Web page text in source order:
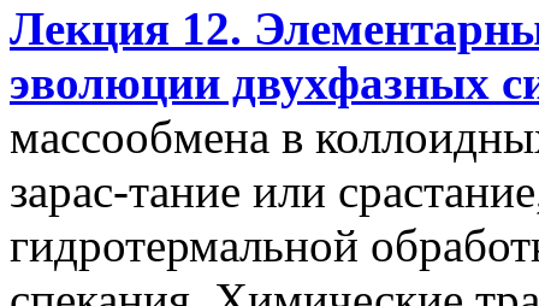
Лекция 12.
эволюции двухфазных
массообмена в
зарас-тание или
гидротермальной